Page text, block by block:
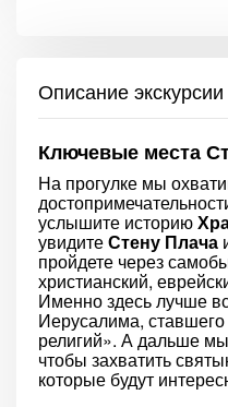
Описание экскурсии
Ключевые места
На прогулке мы
услышите историю
увидитеСтену Плача
пройдете через
христианский,
Именно здесь лучше
Иерусалима,
религий». А дальше
чтобы захватить
которые будут